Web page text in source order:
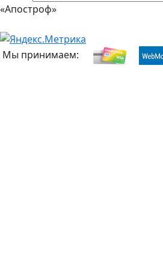
«Апостроф»
Мы принимаем: